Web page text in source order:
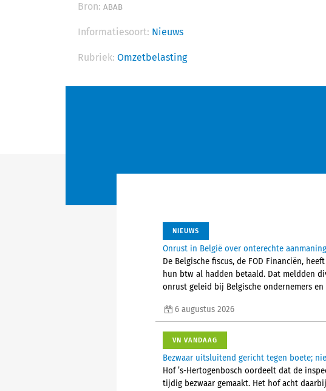
Bron: ABAB
Informatiesoort: Nieuws
Rubriek: Omzetbelasting
NIEUWS
Onrust in België over onterechte
De Belgische fiscus, de FOD Financiën,
hun btw al hadden betaald. Dat meldden
onrust geleid bij Belgische ondernemers
6 augustus 2026
VN VANDAAG
Bezwaar uitsluitend gericht tegen boete;
Hof ’s-Hertogenbosch oordeelt dat de
tijdig bezwaar gemaakt. Het hof acht